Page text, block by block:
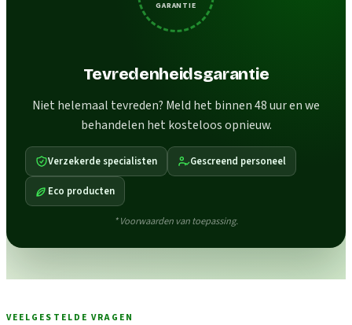
GARANTIE
Tevredenheidsgarantie
Niet helemaal tevreden? Meld het binnen 48 uur en we
behandelen het kosteloos opnieuw.
Verzekerde specialisten Gescreend personeel
Eco producten
* Voorwaarden van toepassing.
VEELGESTELDE VRAGEN